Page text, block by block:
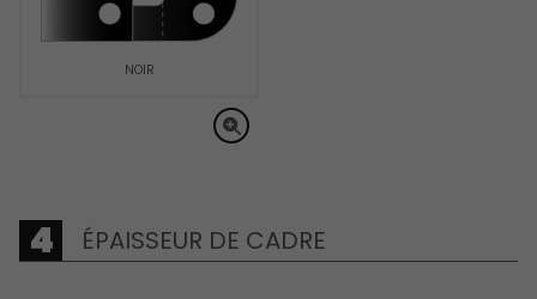
NOIR
ÉPAISSEUR DE CADRE